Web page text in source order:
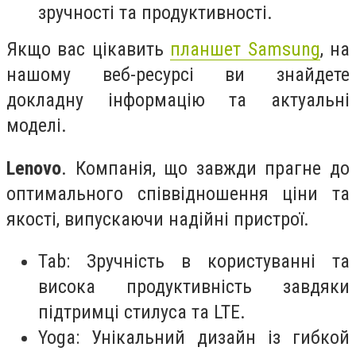
зручності та продуктивності.
Якщо вас цікавить планшет Samsung, на
нашому веб-ресурсі ви знайдете
докладну інформацію та актуальні
моделі.
Lenovo. Компанія, що завжди прагне до
оптимального співвідношення ціни та
якості, випускаючи надійні пристрої.
Tab: Зручність в користуванні та
висока продуктивність завдяки
підтримці стилуса та LTE.
Yoga: Унікальний дизайн із гибкой